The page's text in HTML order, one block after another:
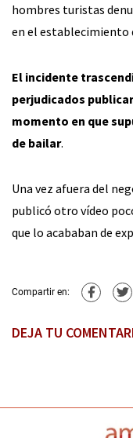
hombres turistas
en el establecimiento
El incidente
perjudicados
momento en que
de bailar.
Una vez afuera del
publicó otro vídeo
que lo acababan de
Compartir en:
DEJA TU